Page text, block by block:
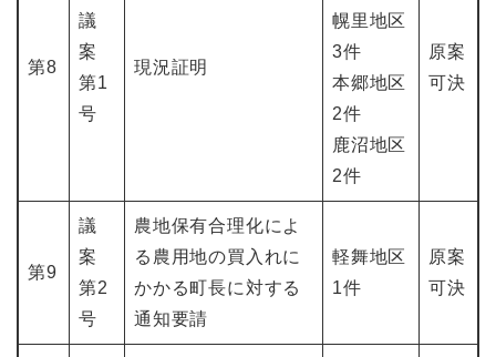
第8
議
案
第1
号
現況証明
幌里地区
3件
本郷地区
2件
鹿沼地区
2件
原案
可決
第9
議
案
第2
号
農地保有合理化によ
る農用地の買入れに
かかる町長に対する
通知要請
軽舞地区
1件
原案
可決